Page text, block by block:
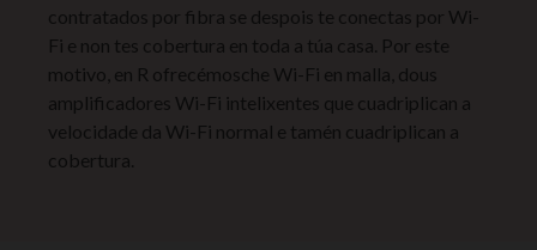
contratados por fibra se despois te conectas por Wi-
Fi e non tes cobertura en toda a túa casa. Por este
motivo, en R ofrecémosche Wi-Fi en malla, dous
amplificadores Wi-Fi intelixentes que cuadriplican a
velocidade da Wi-Fi normal e tamén cuadriplican a
cobertura.